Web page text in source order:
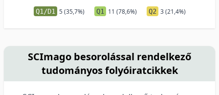
Q1/D1 5 (35,7%) Q1 11 (78,6%) Q2 3 (21,4%)
SCImago besorolással rendelkező
tudományos folyóiratcikkek